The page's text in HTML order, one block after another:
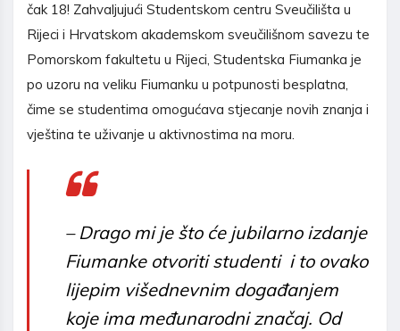
čak 18! Zahvaljujući Studentskom centru Sveučilišta u
Rijeci i Hrvatskom akademskom sveučilišnom savezu te
Pomorskom fakultetu u Rijeci, Studentska Fiumanka je
po uzoru na veliku Fiumanku u potpunosti besplatna,
čime se studentima omogućava stjecanje novih znanja i
vještina te uživanje u aktivnostima na moru.
–Drago mi je što će jubilarno izdanje
Fiumanke otvoriti studenti i to ovako
lijepim višednevnim događanjem
koje ima međunarodni značaj. Od